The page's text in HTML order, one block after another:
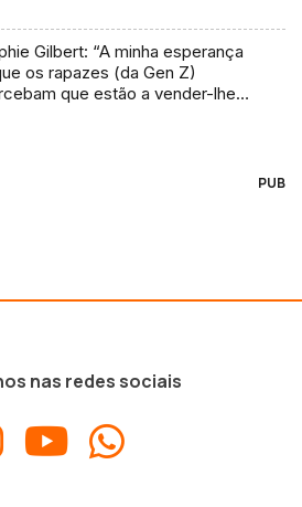
Gilbert: “A minha esperança
os rapazes (da Gen Z)
que estão a vender-lhes
PUB
nas redes sociais